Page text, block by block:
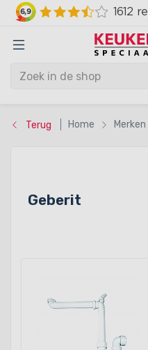
Terug Home Merken
Geberit